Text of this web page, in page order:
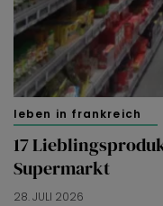
leben in frankreich
17
Supermarkt
28. JULI 2026